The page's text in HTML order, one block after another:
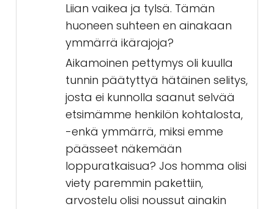
Liian vaikea ja tylsä. Tämän
huoneen suhteen en ainakaan
ymmärrä ikärajoja?
Aikamoinen pettymys oli kuulla
tunnin päätyttyä hätäinen selitys,
josta ei kunnolla saanut selvää
etsimämme henkilön kohtalosta,
-enkä ymmärrä, miksi emme
päässeet näkemään
loppuratkaisua? Jos homma olisi
viety paremmin pakettiin,
arvostelu olisi noussut ainakin